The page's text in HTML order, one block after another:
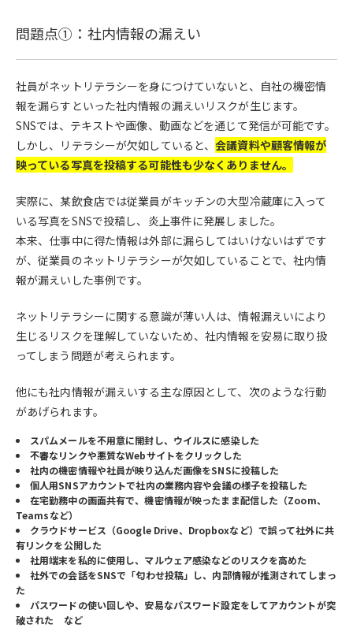
問題点①：社内情報の漏えい
社員がネットリテラシーを身につけていないと、自社の機密情
報を漏らすといった社内情報の漏えいリスクが生じます。
SNSでは、テキストや画像、動画などを通じて発信が可能です。
しかし、リテラシーが欠如していると、会議資料や顧客情報が
映っている写真を投稿する可能性も少なくありません。
実際に、某飲食店では従業員がキッチンの大型冷蔵庫に入って
いる写真をSNSで投稿し、炎上事件に発展しました。
本来、仕事中に得た情報は外部に漏らしてはいけないはずです
が、従業員のネットリテラシーが欠如していることで、社内情
報が漏えいした事例です。
ネットリテラシーに関する意識が薄い人は、情報漏えいにより
生じるリスクを理解していないため、社内情報を安易に取り扱
ってしまう問題が考えられます。
他にも社内情報が漏えいする主な原因として、次のような行動
があげられます。
スパムメールを不用意に開封し、ウイルスに感染した
不審なリンクや悪質なWebサイトをクリックした
社内の機密情報や社員が映り込んだ画像をSNSに投稿した
個人用SNSアカウントで社内の業務内容や会議の様子を投稿した
在宅勤務中の画面共有で、機密情報が映ったまま配信した（Zoom、
Teamsなど）
クラウドサービス（Google Drive、Dropboxなど）で誤って社外に共
有リンクを公開した
社用端末を私的に使用し、マルウェア感染などのリスクを高めた
社外での会話をSNSで「匂わせ投稿」し、内部情報が推測されてしまっ
た
パスワードの使い回しや、安易なパスワード設定をしてアカウントが突
破された など